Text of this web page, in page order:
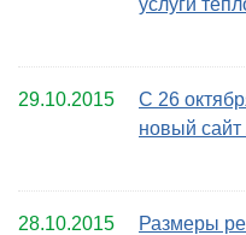
услуги
29.10.2015
С 26
новый
28.10.2015
Размеры